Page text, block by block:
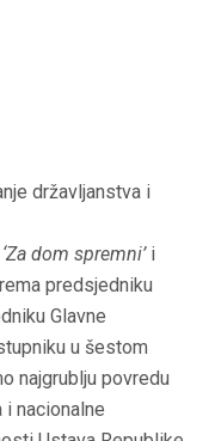
državljanstva i
‘Za dom spremni’ i
predsjedniku
Glavne
u šestom
najgrublju povredu
nacionalne